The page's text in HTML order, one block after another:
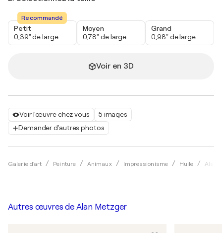
Voir l'œuvre chez vous
5 images
Demander d'autres photos
Galerie d'art Peinture Animaux Impressionisme Huile Alan
Recommandé
Petit
0,39" de large
Moyen
0,78" de large
Grand
0,98" de large
Voir en 3D
Autres œuvres de Alan Metzger